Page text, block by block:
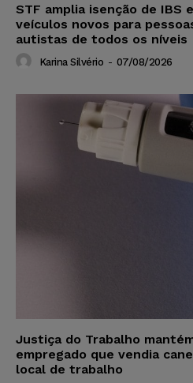
STF amplia isenção de IBS
veículos novos para
autistas de todos os níveis
Karina Silvério - 07/08/2026
Justiça do Trabalho
empregado que vendia
local de trabalho